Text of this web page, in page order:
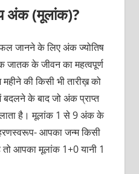
अंक (मूलांक)?
जानने के लिए अंक ज्योतिष
जातक के जीवन का महत्वपूर्ण
की किसी भी तारीख़ को
के बाद जो अंक प्राप्त
है। मूलांक 1 से 9 अंक के
आपका जन्म किसी
आपका मूलांक 1+0 यानी 1